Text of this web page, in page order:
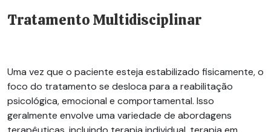
Tratamento Multidisciplinar
Uma vez que o paciente esteja estabilizado fisicamente, o
foco do tratamento se desloca para a reabilitação
psicológica, emocional e comportamental. Isso
geralmente envolve uma variedade de abordagens